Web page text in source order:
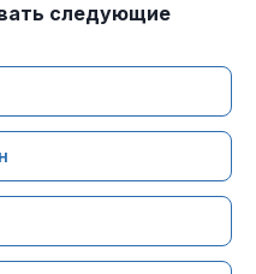
следующие